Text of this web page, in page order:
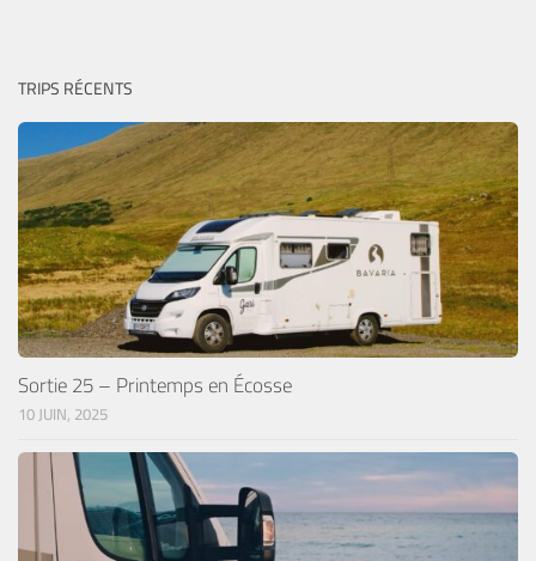
TRIPS RÉCENTS
Sortie 25 – Printemps en Écosse
10 JUIN, 2025